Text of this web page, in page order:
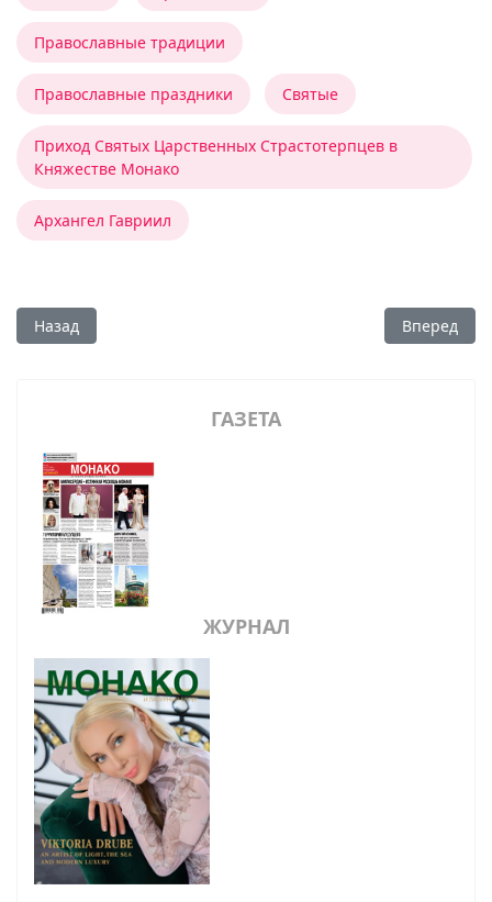
Православные традиции
Православные праздники Святые
Приход Святых Царственных Страстотерпцев в
Княжестве Монако
Архангел Гавриил
Предыдущий: Страстная седмица и русская литература
Назад Вперед
ГАЗЕТА
ЖУРНАЛ